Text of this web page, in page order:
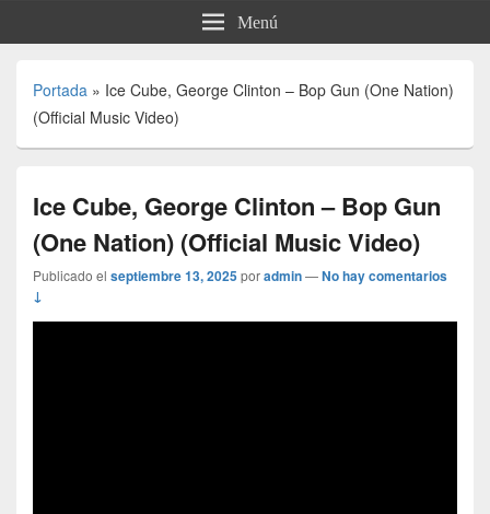
Menú
Portada » Ice Cube, George Clinton – Bop Gun (One Nation)
(Official Music Video)
Ice Cube, George Clinton – Bop Gun
(One Nation) (Official Music Video)
Publicado el septiembre 13, 2025poradmin—No hay comentarios
↓